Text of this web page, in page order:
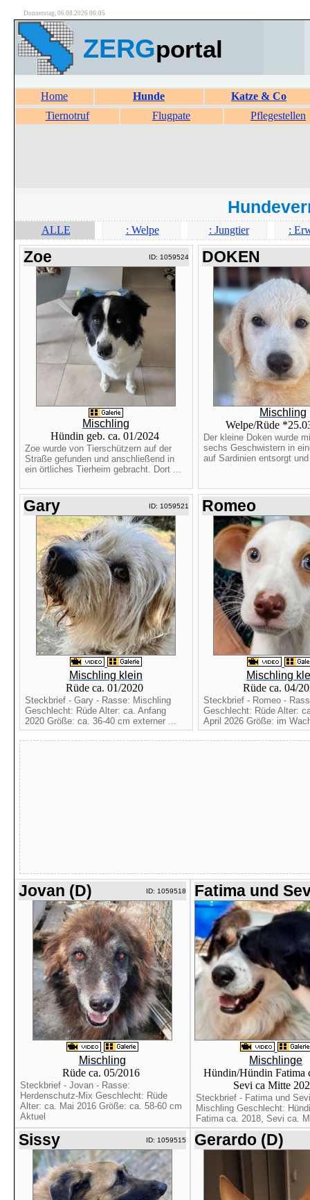
Donnerstag, 06.08.2026 06:05
ZERGportal
Home Hunde
Katze & Co
Tiernotruf
Flugpate Pflegestellen
ALLE : Welpe : Jungtier :
Zoe ID: 1059524
Mischling
Hündin geb. ca. 01/2024
Zoe wurde von Tierschützern auf der
Straße gefunden und anschließend in
ein örtliches Tierheim gebracht. Dort ...
DOKEN
Mischling
Welpe/Rüde
Der kleine Doken wurde
sechs Geschwistern in
auf Sardinien entsorgt
Gary ID: 1059521
Mischling klein
Rüde ca. 01/2020
Steckbrief - Gary - Rasse: Mischling
Geschlecht: Rüde Alter: ca. Anfang
2020 Größe: ca. 36-40 cm externer ...
Romeo
Mischling
Rüde ca. 04/
Steckbrief - Romeo -
Geschlecht: Rüde Alter:
April 2026 Größe: im
Jovan (D) ID: 1059518
Mischling
Rüde ca. 05/2016
Steckbrief - Jovan - Rasse:
Herdenschutz-Mix Geschlecht: Rüde
Alter: ca. Mai 2016 Größe: ca. 58-60 cm
Aktuel
Fatima und
Mischlinge
Hündin/Hündin Fatima
Sevi ca Mitte
Steckbrief - Fatima und
Mischling Geschlecht:
Fatima ca. 2018, Sevi ca.
Sissy ID: 1059515 Gerardo (D)